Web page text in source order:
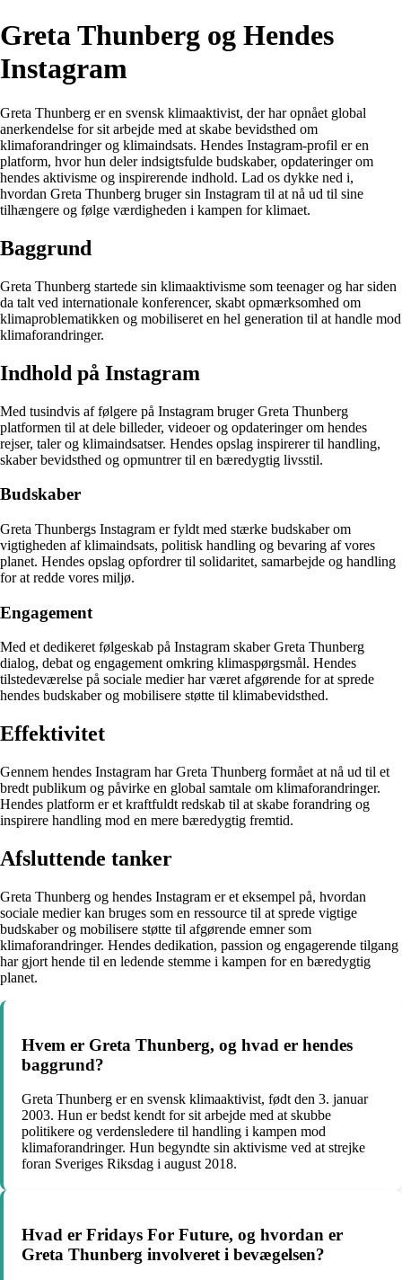
Greta Thunberg og Hendes
Instagram
Greta Thunberg er en svensk klimaaktivist, der har opnået global
anerkendelse for sit arbejde med at skabe bevidsthed om
klimaforandringer og klimaindsats. Hendes Instagram-profil er en
platform, hvor hun deler indsigtsfulde budskaber, opdateringer om
hendes aktivisme og inspirerende indhold. Lad os dykke ned i,
hvordan Greta Thunberg bruger sin Instagram til at nå ud til sine
tilhængere og følge værdigheden i kampen for klimaet.
Baggrund
Greta Thunberg startede sin klimaaktivisme som teenager og har siden
da talt ved internationale konferencer, skabt opmærksomhed om
klimaproblematikken og mobiliseret en hel generation til at handle mod
klimaforandringer.
Indhold på Instagram
Med tusindvis af følgere på Instagram bruger Greta Thunberg
platformen til at dele billeder, videoer og opdateringer om hendes
rejser, taler og klimaindsatser. Hendes opslag inspirerer til handling,
skaber bevidsthed og opmuntrer til en bæredygtig livsstil.
Budskaber
Greta Thunbergs Instagram er fyldt med stærke budskaber om
vigtigheden af klimaindsats, politisk handling og bevaring af vores
planet. Hendes opslag opfordrer til solidaritet, samarbejde og handling
for at redde vores miljø.
Engagement
Med et dedikeret følgeskab på Instagram skaber Greta Thunberg
dialog, debat og engagement omkring klimaspørgsmål. Hendes
tilstedeværelse på sociale medier har været afgørende for at sprede
hendes budskaber og mobilisere støtte til klimabevidsthed.
Effektivitet
Gennem hendes Instagram har Greta Thunberg formået at nå ud til et
bredt publikum og påvirke en global samtale om klimaforandringer.
Hendes platform er et kraftfuldt redskab til at skabe forandring og
inspirere handling mod en mere bæredygtig fremtid.
Afsluttende tanker
Greta Thunberg og hendes Instagram er et eksempel på, hvordan
sociale medier kan bruges som en ressource til at sprede vigtige
budskaber og mobilisere støtte til afgørende emner som
klimaforandringer. Hendes dedikation, passion og engagerende tilgang
har gjort hende til en ledende stemme i kampen for en bæredygtig
planet.
Hvem er Greta Thunberg, og hvad er hendes
baggrund?
Greta Thunberg er en svensk klimaaktivist, født den 3. januar
2003. Hun er bedst kendt for sit arbejde med at skubbe
politikere og verdensledere til handling i kampen mod
klimaforandringer. Hun begyndte sin aktivisme ved at strejke
foran Sveriges Riksdag i august 2018.
Hvad er Fridays For Future, og hvordan er
Greta Thunberg involveret i bevægelsen?